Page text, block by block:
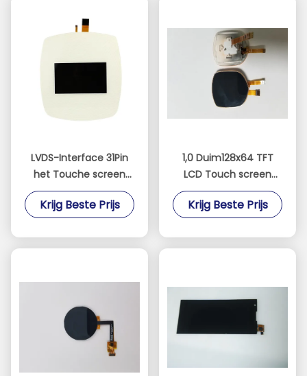
LVDS-Interface 31Pin
het Touche screen
van 7 Duimtft lcd met
IPS Comité
Krijg Beste Prijs
1,0 Duim128x64 TFT
LCD Touch screen
met SPI-Interface
Krijg Beste Prijs